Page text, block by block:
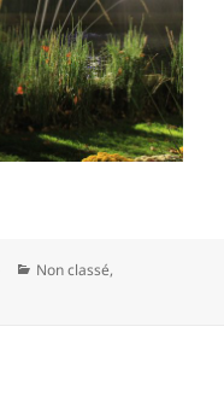
Catégories
Non classé,